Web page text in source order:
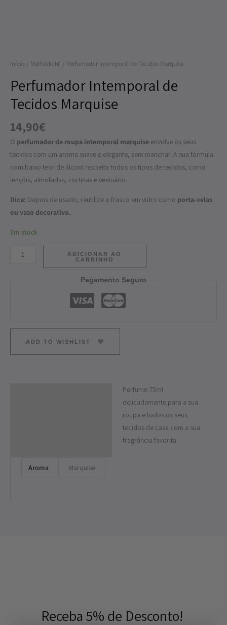
Início / Mathilde M. / Perfumador Intemporal de Tecidos Marquise
Perfumador Intemporal de
Tecidos Marquise
14,90€
O perfumador de roupa intemporal marquise envolve os seus
tecidos com um aroma suave e elegante, sem manchar. A sua fórmula
com baixo teor de álcool respeita todos os tipos de tecidos, como
lençóis, almofadas, cortinas e vestuário.
Dica: Depois de usado, reutilize o frasco em vidro como porta-velas
ou vaso decorativo.
Em stock
Intemporal
de
Tecidos
Marquise
ADICIONAR AO
CARRINHO
Pagamento Seguro
ADD TO WISHLIST
Perfume 75ml
delicadamente para a sua
roupa e todos os seus
tecidos de casa com a sua
fragrância favorita.
Aroma Marquise
Receba 5% de Desconto!